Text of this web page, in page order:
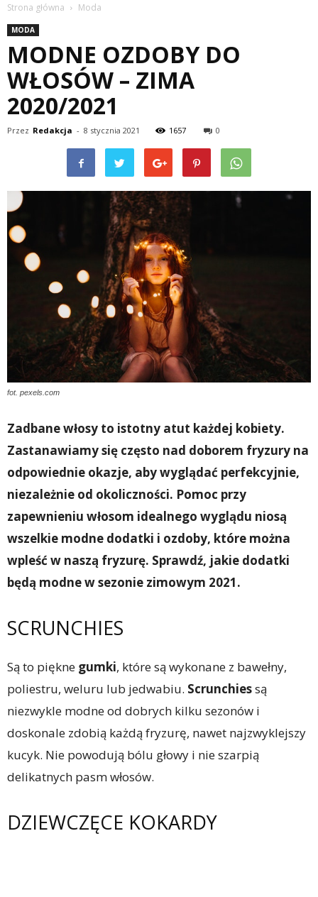
Strona główna Moda
MODA
MODNE OZDOBY DO
WŁOSÓW – ZIMA
2020/2021
Przez Redakcja - 8 stycznia 2021 1657 0
fot. pexels.com
Zadbane włosy to istotny atut każdej kobiety.
Zastanawiamy się często nad doborem fryzury na
odpowiednie okazje, aby wyglądać perfekcyjnie,
niezależnie od okoliczności. Pomoc przy
zapewnieniu włosom idealnego wyglądu niosą
wszelkie modne dodatki i ozdoby, które można
wpleść w naszą fryzurę. Sprawdź, jakie dodatki
będą modne w sezonie zimowym 2021.
SCRUNCHIES
Są to piękne gumki, które są wykonane z bawełny,
poliestru, weluru lub jedwabiu. Scrunchiessą
niezwykle modne od dobrych kilku sezonów i
doskonale zdobią każdą fryzurę, nawet najzwyklejszy
kucyk. Nie powodują bólu głowy i nie szarpią
delikatnych pasm włosów.
DZIEWCZĘCE KOKARDY